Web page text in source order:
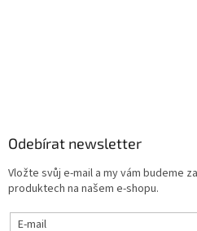
Odebírat newsletter
Vložte svůj e-mail a my vám budeme
produktech na našem e-shopu.
E-mail